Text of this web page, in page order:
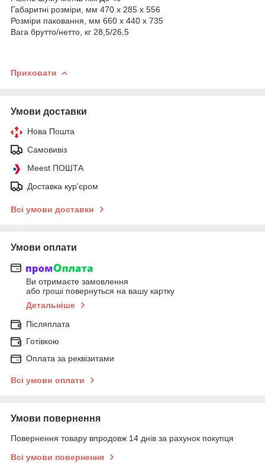
Габаритні розміри, мм 470 х 285 х 556
Розміри паковання, мм 660 х 440 х 735
Вага брутто/нетто, кг 28,5/26,5
Приховати
Умови доставки
Нова Пошта
Самовивіз
Meest ПОШТА
Доставка кур'єром
Всі умови доставки
Умови оплати
Ви отримаєте замовлення
або гроші повернуться на вашу картку
Детальніше
Післяплата
Готівкою
Оплата за реквізитами
Всі умови оплати
Умови повернення
Повернення товару впродовж 14 днів за рахунок покупця
Всі умови повернення